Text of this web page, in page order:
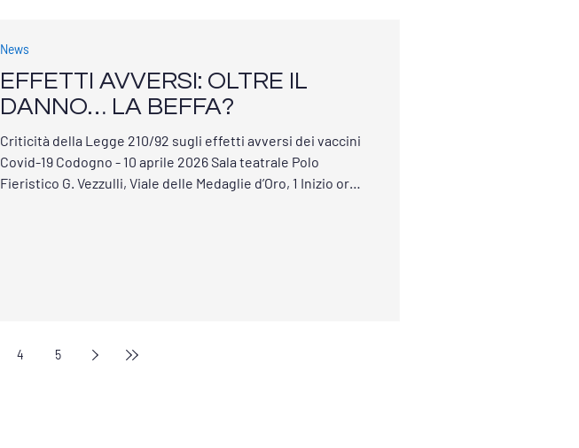
EFFETTI AVVERSI: OLTRE IL
DANNO… LA BEFFA?
Criticità della Legge 210/92 sugli effetti avversi dei vaccini
Covid-19 Codogno - 10 aprile 2026 Sala teatrale Polo
Fieristico G. Vezzulli, Viale delle Medaglie d’Oro, 1 Inizio ore
News
4 5